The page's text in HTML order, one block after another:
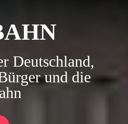
Deutschland,
und die